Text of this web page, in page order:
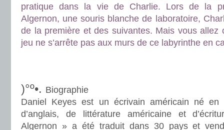
pratique dans la vie de Charlie. Lors de la
Algernon, une souris blanche de laboratoire,
de la première et des suivantes. Mais vous allez
jeu ne s’arrête pas aux murs de ce labyrinthe en
)°º•. Biographie
Daniel Keyes est un écrivain américain né
d’anglais, de littérature américaine et
Algernon » a été traduit dans 30 pays et